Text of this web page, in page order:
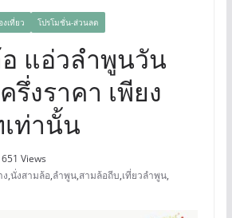
งเที่ยว โปรโมชั่น-ส่วนลด
แอ่วลำพูนวัน
รึ่งราคา เพียง
ท่านั้น
Views
,นั่งสามล้อ,ลำพูน,สามล้อถีบ,เที่ยวลำพูน,